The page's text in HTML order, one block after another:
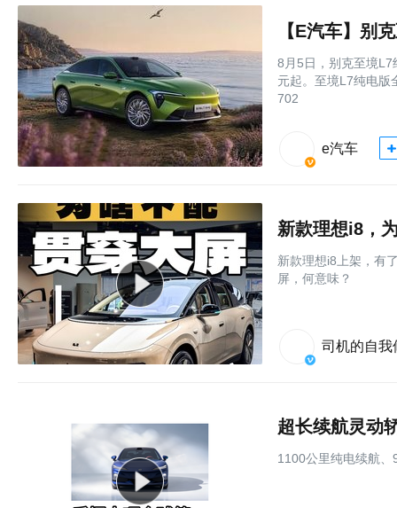
【E汽车】别
8月5日，别克至境
元起。至境L7纯电版
702
e汽车
新款理想i8，
新款理想i8上架，有
屏，何意味？
司机的自我
超长续航灵动
1100公里纯电续航